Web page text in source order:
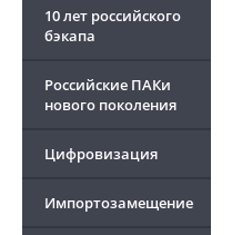
10 лет российского
бэкапа
Российские ПАКи
нового поколения
Цифровизация
Импортозамещение